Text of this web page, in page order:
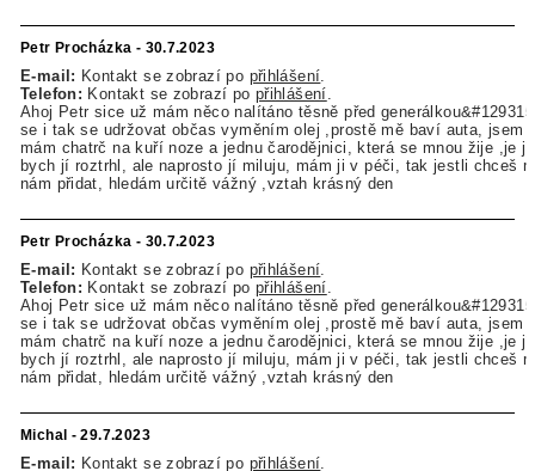
Petr Procházka - 30.7.2023
E-mail: Kontakt se zobrazí po přihlášení
Telefon: Kontakt se zobrazí po přihlášení
Ahoj Petr sice už mám něco nalítáno těsně před
se i tak se udržovat občas vyměním olej ,prostě mě baví auta, jsem
mám chatrč na kuří noze a jednu čarodějnici, která se mnou žije ,je
bych jí roztrhl, ale naprosto jí miluju, mám ji v péči, tak jestli chceš
nám přidat, hledám určitě vážný ,vztah krásný den
Petr Procházka - 30.7.2023
E-mail: Kontakt se zobrazí po přihlášení
Telefon: Kontakt se zobrazí po přihlášení
Ahoj Petr sice už mám něco nalítáno těsně před
se i tak se udržovat občas vyměním olej ,prostě mě baví auta, jsem
mám chatrč na kuří noze a jednu čarodějnici, která se mnou žije ,je
bych jí roztrhl, ale naprosto jí miluju, mám ji v péči, tak jestli chceš
nám přidat, hledám určitě vážný ,vztah krásný den
Michal - 29.7.2023
E-mail: Kontakt se zobrazí po přihlášení